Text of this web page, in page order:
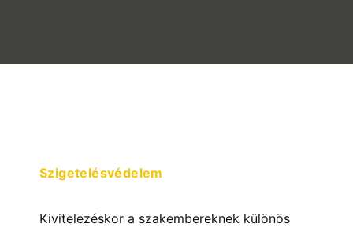
Szigetelésvédelem
Kivitelezéskor a szakembereknek különös